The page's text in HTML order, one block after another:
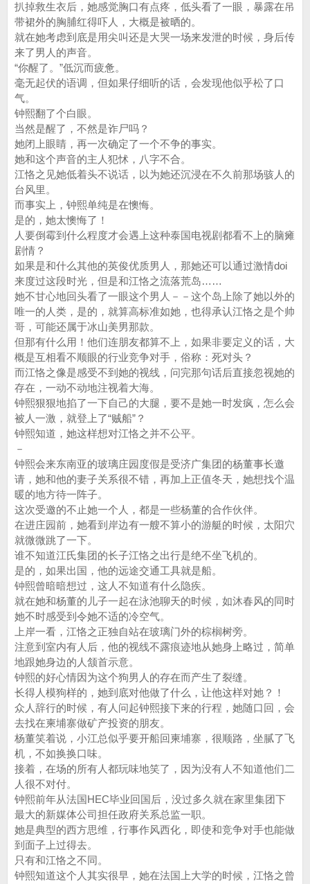
扒掉救生衣后，她感觉胸口有点疼，低头看了一眼，暴露在吊
带裙外的胸脯红得吓人，大概是被晒的。
就在她考虑到底是用尖叫还是大哭一场来发泄的时候，身后传
来了男人的声音。
“你醒了。”低沉而疲惫。
毫无起伏的语调，但如果仔细听的话，会发现他似乎松了口
气。
钟熙翻了个白眼。
当然是醒了，不然是诈尸吗？
她闭上眼睛，再一次确定了一个不争的事实。
她和这个声音的主人犯怵，八字不合。
江恪之见她低着头不说话，以为她还沉浸在不久前那场骇人的
台风里。
而事实上，钟熙单纯是在懊悔。
是的，她太懊悔了！
人要倒霉到什么程度才会遇上这种泰国电视剧都看不上的脑瘫
剧情？
如果是和什么其他的英俊优质男人，那她还可以通过激情doi
来度过这段时光，但是和江恪之流落荒岛……
她不甘心地回头看了一眼这个男人－－这个岛上除了她以外的
唯一的人类，是的，就算高标准如她，也得承认江恪之是个帅
哥，可能还属于冰山美男那款。
但那有什么用！他们连朋友都算不上，如果非要定义的话，大
概是互相看不顺眼的行业竞争对手，俗称：死对头？
而江恪之像是感受不到她的视线，问完那句话后直接忽视她的
存在，一动不动地注视着大海。
钟熙狠狠地掐了一下自己的大腿，要不是她一时发疯，怎么会
被人一激，就登上了“贼船”？
钟熙知道，她这样想对江恪之并不公平。
－
钟熙会来东南亚的玻璃庄园度假是受济广集团的杨董事长邀
请，她和他的妻子关系很不错，再加上正值冬天，她想找个温
暖的地方待一阵子。
这次受邀的不止她一个人，都是一些杨董的合作伙伴。
在进庄园前，她看到岸边有一艘不算小的游艇的时候，太阳穴
就微微跳了一下。
谁不知道江氏集团的长子江恪之出行是绝不坐飞机的。
是的，如果出国，他的远途交通工具就是船。
钟熙曾暗暗想过，这人不知道有什么隐疾。
就在她和杨董的儿子一起在泳池聊天的时候，如沐春风的同时
她不时感受到令她不适的冷空气。
上岸一看，江恪之正独自站在玻璃门外的棕榈树旁。
注意到室内有人后，他的视线不露痕迹地从她身上略过，简单
地跟她身边的人颔首示意。
钟熙的好心情因为这个狗男人的存在而产生了裂缝。
长得人模狗样的，她到底对他做了什么，让他这样对她？！
众人辞行的时候，有人问起钟熙接下来的行程，她随口回，会
去找在柬埔寨做矿产投资的朋友。
杨董笑着说，小江总似乎要开船回柬埔寨，很顺路，坐腻了飞
机，不如换换口味。
接着，在场的所有人都玩味地笑了，因为没有人不知道他们二
人很不对付。
钟熙前年从法国HEC毕业回国后，没过多久就在家里集团下
最大的新媒体公司担任政府关系总监一职。
她是典型的西方思维，行事作风西化，即使和竞争对手也能做
到面子上过得去。
只有和江恪之不同。
钟熙知道这个人其实很早，她在法国上大学的时候，江恪之曾